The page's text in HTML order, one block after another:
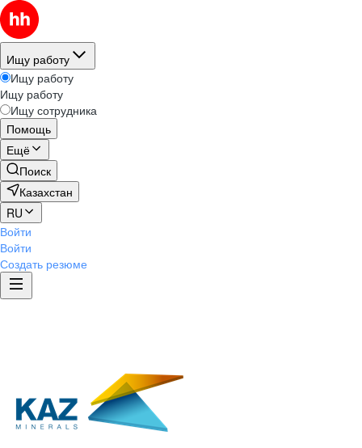
Ищу работу
Ищу работу
Ищу работу
Ищу сотрудника
Помощь
Ещё
Поиск
Казахстан
RU
Войти
Войти
Создать резюме